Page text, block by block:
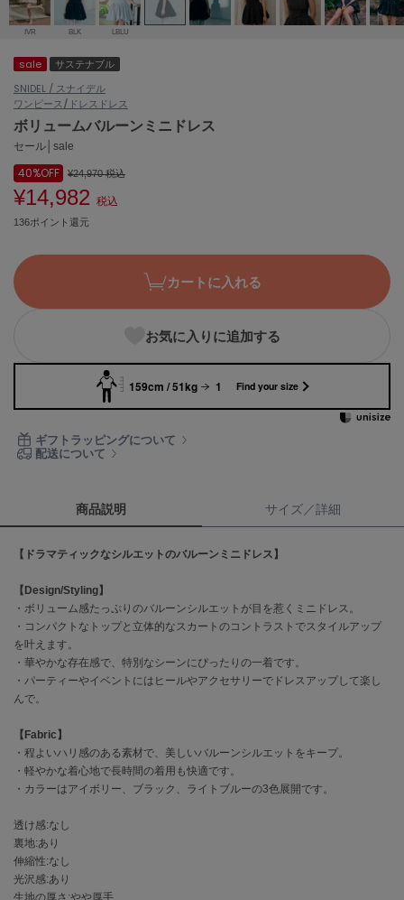
ェア (121)
(124)
ánuans
アニュアンス
ànuke
アンヌーク
ASICS
アシックス
Ballelite
バレリット
バンドリヤー
Barbour
バブアー
ビヨンドクローゼット
Calvin Klein
カルバン・クライン
セロン
Clarks Premium
クラークス
コードエー
COLE HAAN
コール ハーン
CONVERSE
コンバース
DANSKIN
ダンスキン
IVR BLK LBLU
sale
サステナブル
SNIDEL / スナイデル
ワンピース/ドレス ドレス
ボリュームバルーンミニドレス
セール│sale
40%OFF ¥24,970税込
¥14,982 税込
136ポイント還元
カートに入れる
お気に入りに追加する
159cm / 51kg 1 Find your size
ギフトラッピングについて
配送について
商品説明 サイズ／詳細
【ドラマティックなシルエットのバルーンミニドレス】
【Design/Styling】
・ボリューム感たっぷりのバルーンシルエットが目を惹くミニドレス。
・コンパクトなトップと立体的なスカートのコントラストでスタイルアップ
を叶えます。
・華やかな存在感で、特別なシーンにぴったりの一着です。
・パーティーやイベントにはヒールやアクセサリーでドレスアップして楽し
んで。
【Fabric】
・程よいハリ感のある素材で、美しいバルーンシルエットをキープ。
・軽やかな着心地で長時間の着用も快適です。
・カラーはアイボリー、ブラック、ライトブルーの3色展開です。
透け感:なし
裏地:あり
伸縮性:なし
光沢感:あり
生地の厚さ:やや厚手